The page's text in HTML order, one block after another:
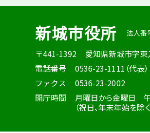
新城市役所 法人番
〒441-1392
愛知県新城市字
電話番号
0536-23-1111（代表）
ファクス
0536-23-2002
開庁時間
月曜日から金曜日 午
（祝日、年末年始を除く